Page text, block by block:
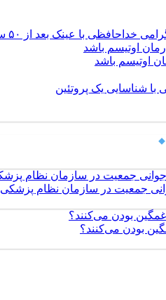
بعد از ۵۰ سالگی؛ واقعیت یا شایعه؟
اوتیسم باشد
شناسایی یک پروتئین
جمعیت در سازمان نظام پزشکی
بودن می‌کنند؟